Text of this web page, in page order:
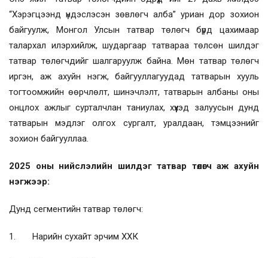
“Хэрэгцээнд үндэслэсэн зөвлөгч алба” уриан дор зохион
байгуулж, Монгол Улсын татвар төлөгч бүрд цахимаар
талархал илэрхийлж, шударгаар татвараа төлсөн шилдэг
татвар төлөгчдийг шалгаруулж байна. Мөн татвар төлөгч
иргэн, аж ахуйн нэгж, байгууллагуудад татварын хууль
тогтоомжийн өөрчлөлт, шинэчлэлт, татварын албаны оны
онцлох ажлыг сурталчлан таниулах, хүүхэд залуусын дунд
татварын мэдлэг олгох сургалт, уралдаан, тэмцээнийг
зохион байгууллаа.
2025 оны нийслэлийн шилдэг татвар төлөгч аж ахуйн
нэгжээр:
Дунд сегментийн татвар төлөгч:
1. Нарийн сухайт эрчим ХХК